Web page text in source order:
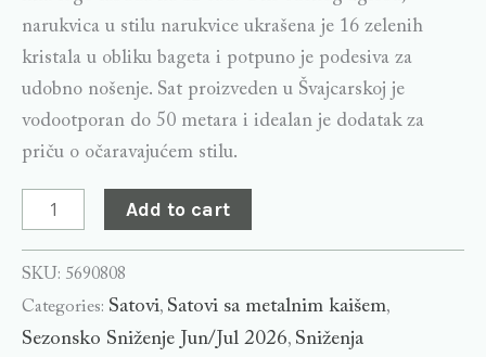
narukvica u stilu narukvice ukrašena je 16 zelenih
kristala u obliku bageta i potpuno je podesiva za
udobno nošenje. Sat proizveden u Švajcarskoj je
vodootporan do 50 metara i idealan je dodatak za
priču o očaravajućem stilu.
Add to cart
SKU: 5690808
Categories: Satovi, Satovi sa metalnim kaišem,
Sezonsko Sniženje Jun/Jul 2026, Sniženja